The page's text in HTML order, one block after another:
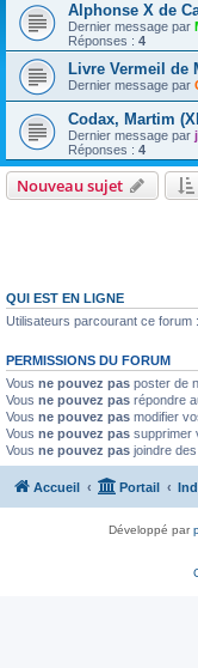
Alphonse X de
Dernier message par
Réponses : 4
Livre Vermeil de
Dernier message par
Codax, Martim
Dernier message par
Réponses : 4
Nouveau sujet
QUI EST EN LIGNE
Utilisateurs parcourant ce forum
PERMISSIONS DU FORUM
Vous ne pouvez pas poster de
Vous ne pouvez pas répondre
Vous ne pouvez pas modifier
Vous ne pouvez pas supprimer
Vous ne pouvez pas joindre
Accueil Portail
Développé par